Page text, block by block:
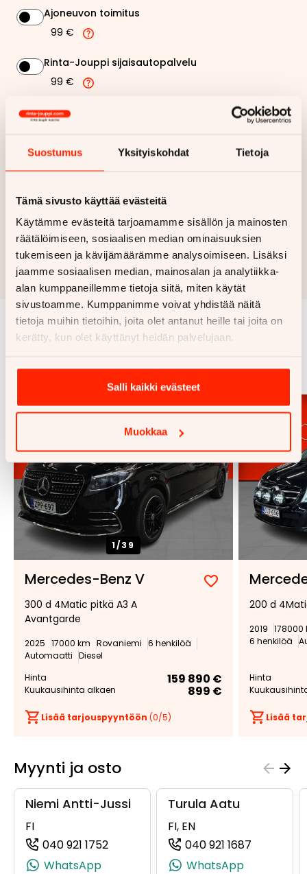
Suostumus Yksityiskohdat Tietoja
Tämä sivusto käyttää evästeitä
Käytämme evästeitä tarjoamamme sisällön ja mainosten
räätälöimiseen, sosiaalisen median ominaisuuksien
tukemiseen ja kävijämäärämme analysoimiseen. Lisäksi
jaamme sosiaalisen median, mainosalan ja analytiikka-
alan kumppaneillemme tietoja siitä, miten käytät
sivustoamme. Kumppanimme voivat yhdistää näitä
tietoja muihin tietoihin, joita olet antanut heille tai joita on
kerätty, kun olet käyttänyt heidän palvelujaan.
Salli kaikki evästeet
Muokkaa
Ajoneuvon toimitus
99 €
Rinta-Jouppi sijaisautopalvelu
99 €
Näytähintaerittely
Haluan myös tarjouksen vakuutuksesta
Hae rahoitustarjous
Rahoituslaskelma on suuntaa antava ja edellyttää hyväksytyn
luottopäätöksen ja kaskovakuutuksen.
Samankaltaisia ajoneuvoja
Katso kaikki
1/39
Mercedes-Benz V
Lisää
suosikiksi
Poista
suosikeista
300 d 4Matic pitkä A3 A
Avantgarde
2025 17000 km Rovaniemi 6 henkilöä
Automaatti Diesel
Hinta
159 890 €
Kuukausihinta alkaen 899 €
Lisää tarjouspyyntöön (0/5)
200 d
2019 178000
6 henkilöä
Hinta
Lisää
Myynti ja osto
Niemi Antti-Jussi
FI
040 921 1752
(+358409211752, 0409211752, +358
WhatsApp
Turula Aatu
FI, EN
040 921 1687
WhatsApp